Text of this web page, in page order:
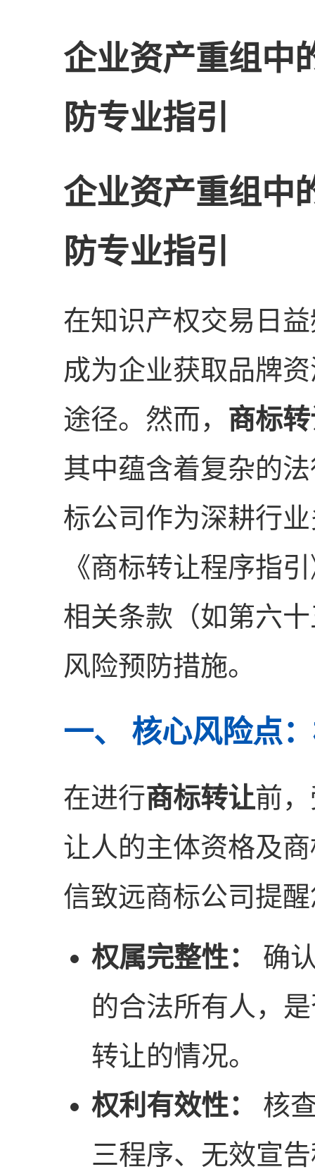
企业资产重组中
防专业指引
企业资产重组中
防专业指引
在知识产权交易日
成为企业获取品牌
途径。然而， 商标
其中蕴含着复杂的
标公司作为深耕行
《商标转让程序指
相关条款（如第六
风险预防措施。
一、 核心风险点
在进行商标转让前
让人的主体资格及
信致远商标公司提
权属完整性：
确
的合法所有人，
转让的情况。
权利有效性：
核
三程序、无效宣